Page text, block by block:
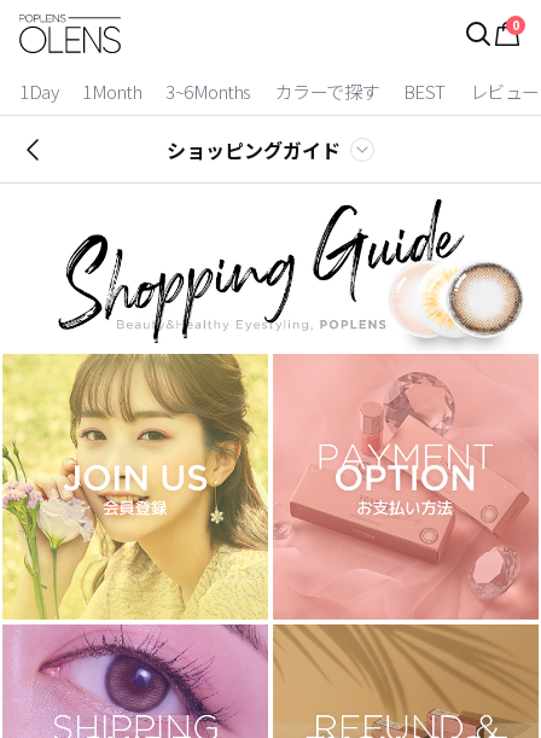
0
1Day 1Month 3~6Months カラーで探す BEST レビュー
ログイン
カラコン比較
今月限定特典
カラコン
1 Day
2 Weeks
1 Month
3~6 Months
よりどりキット
カラー
ブラウン
チョコ
グレー
ブラック
ヘーゼル
グリーン
ブルー
ショッピングガイド